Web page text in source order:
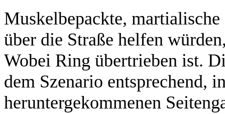
Muskelbepackte,
über die Straße helfen
Wobei Ring übertrieben ist.
dem Szenario entsprechend,
heruntergekommenen